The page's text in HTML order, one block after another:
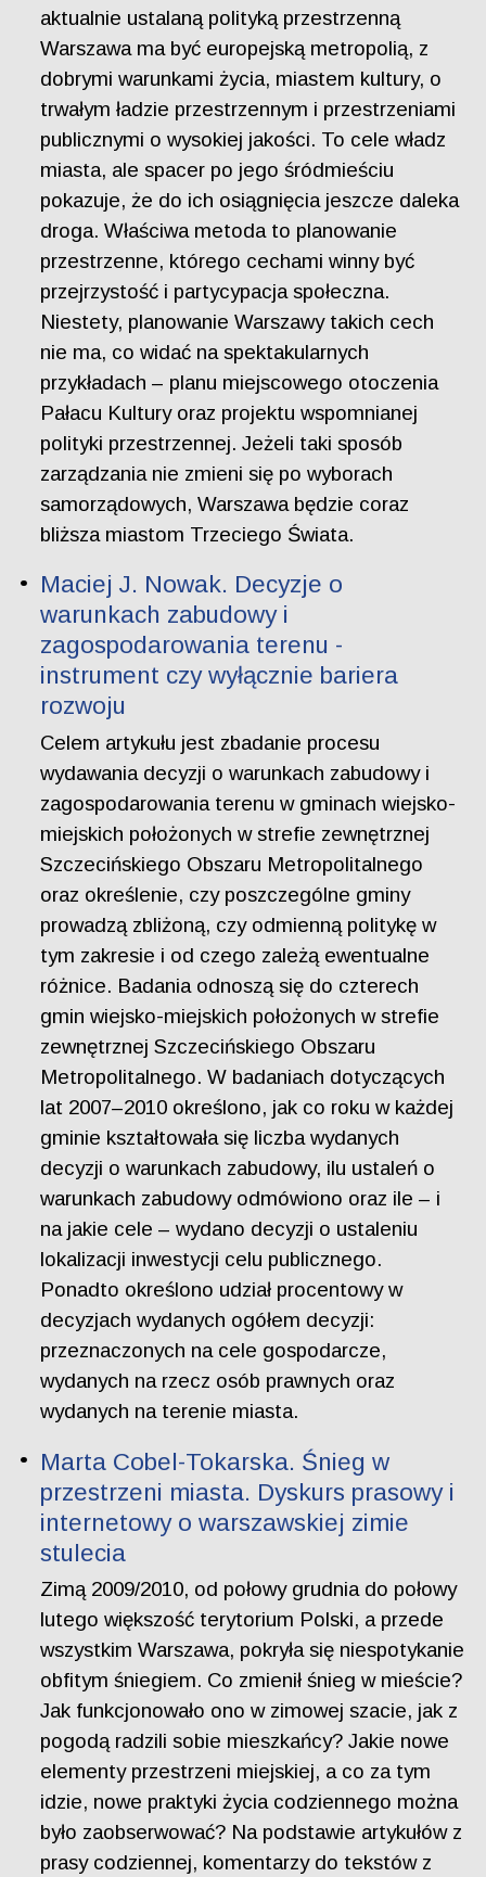
aktualnie ustalaną polityką przestrzenną
Warszawa ma być europejską metropolią, z
dobrymi warunkami życia, miastem kultury, o
trwałym ładzie przestrzennym i przestrzeniami
publicznymi o wysokiej jakości. To cele władz
miasta, ale spacer po jego śródmieściu
pokazuje, że do ich osiągnięcia jeszcze daleka
droga. Właściwa metoda to planowanie
przestrzenne, którego cechami winny być
przejrzystość i partycypacja społeczna.
Niestety, planowanie Warszawy takich cech
nie ma, co widać na spektakularnych
przykładach – planu miejscowego otoczenia
Pałacu Kultury oraz projektu wspomnianej
polityki przestrzennej. Jeżeli taki sposób
zarządzania nie zmieni się po wyborach
samorządowych, Warszawa będzie coraz
bliższa miastom Trzeciego Świata.
Maciej J. Nowak. Decyzje o
warunkach zabudowy i
zagospodarowania terenu -
instrument czy wyłącznie bariera
rozwoju
Celem artykułu jest zbadanie procesu
wydawania decyzji o warunkach zabudowy i
zagospodarowania terenu w gminach wiejsko-
miejskich położonych w strefie zewnętrznej
Szczecińskiego Obszaru Metropolitalnego
oraz określenie, czy poszczególne gminy
prowadzą zbliżoną, czy odmienną politykę w
tym zakresie i od czego zależą ewentualne
różnice. Badania odnoszą się do czterech
gmin wiejsko-miejskich położonych w strefie
zewnętrznej Szczecińskiego Obszaru
Metropolitalnego. W badaniach dotyczących
lat 2007–2010 określono, jak co roku w każdej
gminie kształtowała się liczba wydanych
decyzji o warunkach zabudowy, ilu ustaleń o
warunkach zabudowy odmówiono oraz ile – i
na jakie cele – wydano decyzji o ustaleniu
lokalizacji inwestycji celu publicznego.
Ponadto określono udział procentowy w
decyzjach wydanych ogółem decyzji:
przeznaczonych na cele gospodarcze,
wydanych na rzecz osób prawnych oraz
wydanych na terenie miasta.
Marta Cobel-Tokarska. Śnieg w
przestrzeni miasta. Dyskurs prasowy i
internetowy o warszawskiej zimie
stulecia
Zimą 2009/2010, od połowy grudnia do połowy
lutego większość terytorium Polski, a przede
wszystkim Warszawa, pokryła się niespotykanie
obfitym śniegiem. Co zmienił śnieg w mieście?
Jak funkcjonowało ono w zimowej szacie, jak z
pogodą radzili sobie mieszkańcy? Jakie nowe
elementy przestrzeni miejskiej, a co za tym
idzie, nowe praktyki życia codziennego można
było zaobserwować? Na podstawie artykułów z
prasy codziennej, komentarzy do tekstów z